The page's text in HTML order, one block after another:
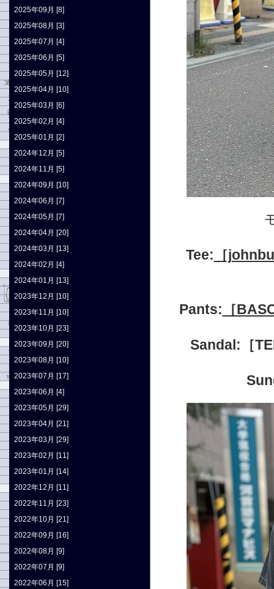
Tee: ［
Pants: ［
Sandal:［
2025年09月 [8]
2025年08月 [3]
2025年07月 [4]
2025年06月 [5]
2025年05月 [12]
2025年04月 [10]
2025年03月 [6]
2025年02月 [4]
2025年01月 [2]
2024年12月 [5]
2024年11月 [5]
2024年09月 [10]
2024年06月 [7]
2024年05月 [7]
2024年04月 [20]
2024年03月 [13]
2024年02月 [4]
2024年01月 [13]
2023年12月 [10]
2023年11月 [10]
2023年10月 [23]
2023年09月 [20]
2023年08月 [10]
2023年07月 [17]
2023年06月 [4]
2023年05月 [29]
2023年04月 [21]
2023年03月 [29]
2023年02月 [11]
2023年01月 [14]
2022年12月 [11]
2022年11月 [23]
2022年10月 [21]
2022年09月 [16]
2022年08月 [9]
2022年07月 [9]
2022年06月 [15]